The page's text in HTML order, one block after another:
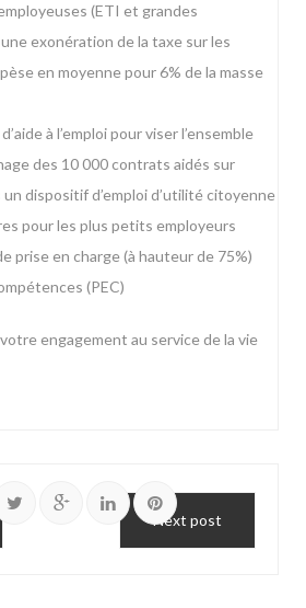
(ETI et grandes
exonération de la taxe sur les
en moyenne pour 6% de la masse
à l’emploi pour viser l’ensemble
des 10 000 contrats aidés sur
dispositif d’emploi d’utilité citoyenne
pour les plus petits employeurs
prise en charge (à hauteur de 75%)
(PEC)
engagement au service de la vie
Next post